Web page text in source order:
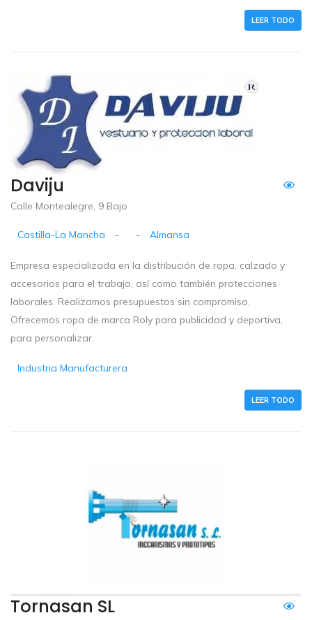
LEER TODO
Daviju
Calle Montealegre, 9 Bajo
Castilla-La Mancha - - Almansa
Empresa especializada en la distribución de ropa, calzado y
accesorios para el trabajo, así como también protecciones
laborales. Realizamos presupuestos sin compromiso.
Ofrecemos ropa de marca Roly para publicidad y deportiva,
para personalizar.
Industria Manufacturera
LEER TODO
Tornasan SL